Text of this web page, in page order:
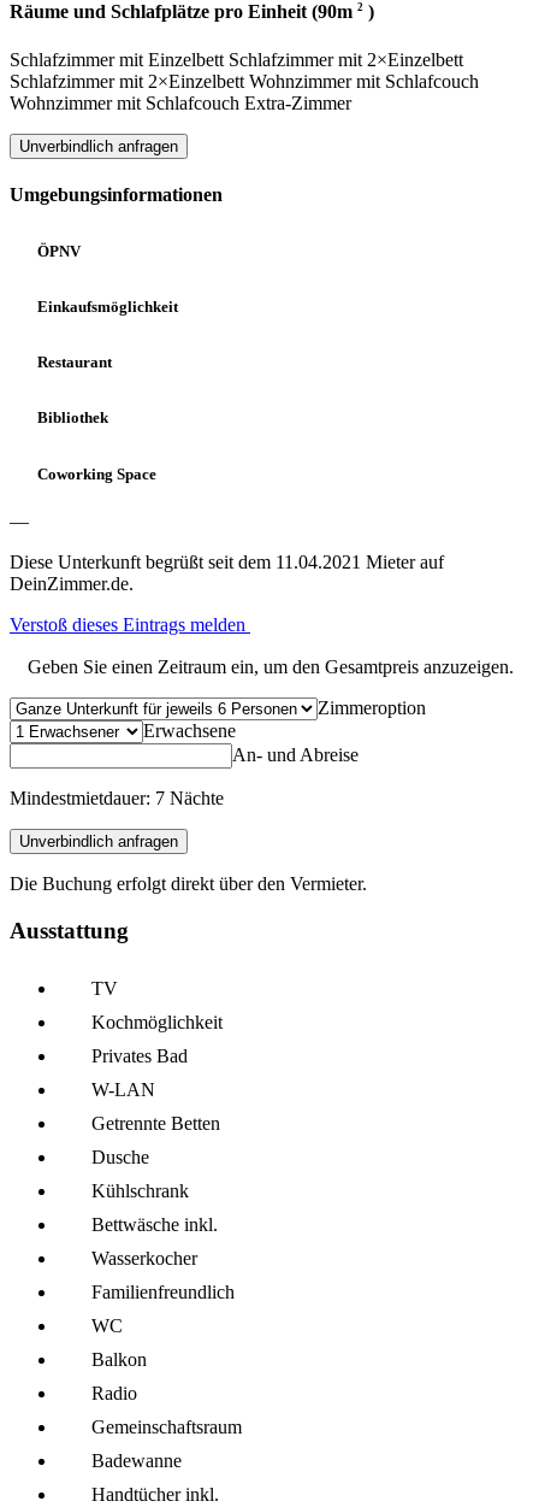
Räume und Schlafplätze pro Einheit (90m 2 )
Schlafzimmermit Einzelbett Schlafzimmermit 2×Einzelbett
Schlafzimmermit 2×Einzelbett Wohnzimmermit Schlafcouch
Wohnzimmermit Schlafcouch Extra-Zimmer
Unverbindlich anfragen
Umgebungsinformationen
ÖPNV
Einkaufsmöglichkeit
Restaurant
Bibliothek
Coworking Space
—
Diese Unterkunft begrüßt seit dem 11.04.2021 Mieter auf
DeinZimmer.de.
Verstoß dieses Eintrags melden
Geben Sie einen Zeitraum ein, um den Gesamtpreis anzuzeigen.
Zimmeroption
Erwachsene
An- und Abreise
Mindestmietdauer: 7 Nächte
Unverbindlich anfragen
Die Buchung erfolgt direkt über den Vermieter.
Ausstattung
TV
Kochmöglich­keit
Privates Bad
W-LAN
Getrennte Betten
Dusche
Kühl­schrank
Bettwäsche inkl.
Wasserkocher
Familien­freundlich
WC
Balkon
Radio
Gemeinschafts­raum
Badewanne
Handtücher inkl.